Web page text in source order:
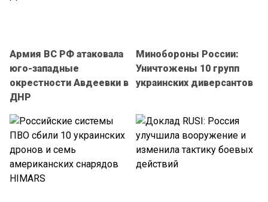
Армия ВС РФ атаковала
юго-западные
окрестности Авдеевки в
ДНР
Минобороны России:
Уничтожены 10 групп
украинских диверсантов